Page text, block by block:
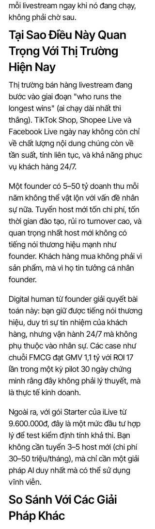
mỗi livestream ngay khi nó đang chạy,
không phải chờ sau.
Tại Sao Điều Này Quan
Trọng Với Thị Trường
Hiện Nay
Thị trường bán hàng livestream đang
bước vào giai đoạn "who runs the
longest wins" (ai chạy dài nhất thì
thắng). TikTok Shop, Shopee Live và
Facebook Live ngày nay không còn chỉ
về chất lượng nội dung chúng còn về
tần suất, tính liên tục, và khả năng phục
vụ khách hàng 24/7.
Một founder có 5–50 tỷ doanh thu mỗi
năm không thể vật lộn với vấn đề nhân
sự nữa. Tuyển host mới tốn chi phí, tốn
thời gian đào tạo, rủi ro turnover cao, và
quan trọng nhất host mới không có
tiếng nói thương hiệu mạnh như
founder. Khách hàng mua không phải vì
sản phẩm, mà vì họ tin tưởng cá nhân
founder.
Digital human từ founder giải quyết bài
toán này: bạn giữ được tiếng nói thương
hiệu, duy trì sự tín nhiệm của khách
hàng, nhưng vận hành 24/7 mà không
phụ thuộc vào nhân sự. Các case như
chuỗi FMCG đạt GMV 1,1 tỷ với ROI 17
lần trong một kỳ pilot 30 ngày chứng
minh rằng đây không phải lý thuyết, mà
là thực tế kinh doanh.
Ngoài ra, với gói Starter của iLive từ
9.600.000đ, đây là một mức đầu tư hợp
lý để test kiểm định tính khả thi. Bạn
không cần tuyển 3–5 host mới (chi phí
30–50 triệu/tháng), mà chỉ cần một giải
pháp AI duy nhất mà có thể sử dụng
vĩnh viễn.
So Sánh Với Các Giải
Pháp Khác